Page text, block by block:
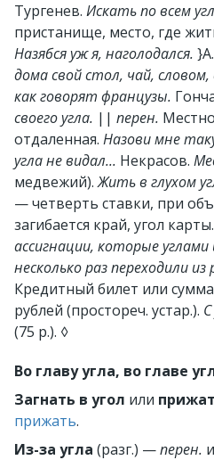
Тургенев. Искать по всем
пристанище, место, где
Назябся уж я, наголодался.
дома свой стол, чай, словом,
как говорят французы.
своего угла. || перен.
отдаленная. Назови мне
угла не видал... Некрасов.
медвежий).Жить в глухом
— четверть ставки, при
загибается край, угол карты.
ассигнации, которые
несколько раз переходили из
Кредитный билет или
рублей (простореч. устар.).
(75 р.). ◊
Во главу угла, во главе
Загнать в угол или
прижать.
Из-за угла (разг.) —перен.